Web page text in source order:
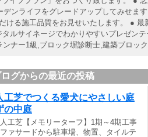
ンライフをグレードアップしてみせま
る施工品質をお見せいたします。 ● 最
ルサイネージでわかりやすいプレゼン
ナー1級,ブロック塀診断士,建築ブロッ
グからの最近の投稿
工芝でつくる愛犬にやさしい庭
の中庭
工芝【メモリーターフ】1期～4期工事
ァサードから駐車場、物置、タイルテ